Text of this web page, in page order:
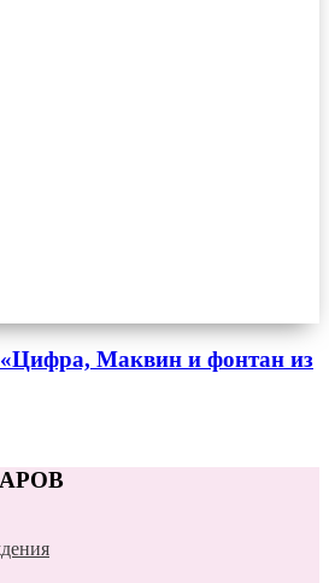
Маквин и фонтан из